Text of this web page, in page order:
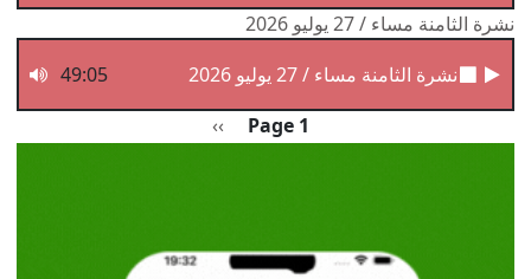
نشرة الثامنة مساء / 27 يوليو 2026
نشرة الثامنة مساء / 27 يوليو 2026
49:05
Page 1 الصفحة التالية
››